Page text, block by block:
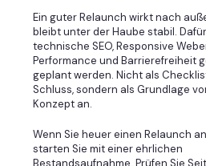
Ein guter Relaunch wirkt nach
bleibt unter der Haube stabil.
technische SEO, Responsive
Performance und Barrierefreiheit
geplant werden. Nicht als
Schluss, sondern als Grundlage
Konzept an.
Wenn Sie heuer einen Relaunch
starten Sie mit einer ehrlichen